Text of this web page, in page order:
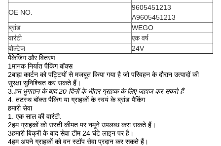
OE NO.
9605451213
A9605451213
ब्रांड
WEGO
वारंटी
एक वर्ष
वोल्टेज
24V
पैकेजिंग और वितरण
1मानक निर्यात पैकिंग बॉक्स
2बाह्य कार्टन को पट्टियों से मजबूत किया गया है जो परिवहन के दौरान उत्पादों की
सुरक्षा सुनिश्चित कर सकते हैं।
3. हम भुगतान के बाद 20 दिनों के भीतर ग्राहक के लिए जहाज कर सकते हैं
4. तटस्थ बॉक्स पैकिंग या ग्राहकों के स्वयं के ब्रांड पैकिंग
हमारी सेवा
1. एक साल की वारंटी.
2हम ग्राहकों को सस्ती कीमत पर नमूने उपलब्ध करा सकते हैं।
3हमारी बिक्री के बाद सेवा टीम 24 घंटे लाइन पर है।
4हम अपने ग्राहकों को वन स्टॉप सेवा प्रदान कर सकते हैं।